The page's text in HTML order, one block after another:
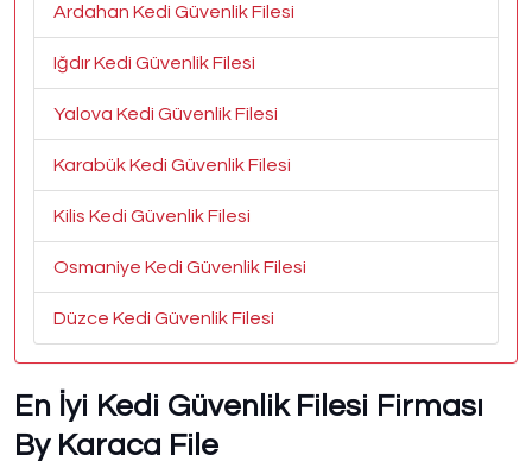
Ardahan Kedi Güvenlik Filesi
Iğdır Kedi Güvenlik Filesi
Yalova Kedi Güvenlik Filesi
Karabük Kedi Güvenlik Filesi
Kilis Kedi Güvenlik Filesi
Osmaniye Kedi Güvenlik Filesi
Düzce Kedi Güvenlik Filesi
En İyi Kedi Güvenlik Filesi Firması
By Karaca File